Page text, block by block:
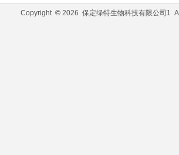
Copyright ©2026 保定绿特生物科技有限公司1